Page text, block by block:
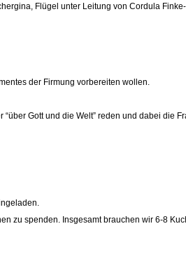
Flügel unter Leitung von Cordula
der Firmung vorbereiten wollen.
Gott und die Welt” reden und dabei die
zu spenden. Insgesamt brauchen wir 6-8